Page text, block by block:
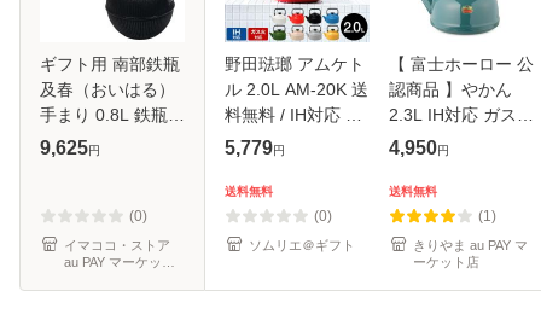
ギフト用 南部鉄瓶
及春（おいはる）
手まり 0.8L 鉄瓶
南部鉄器 及春鋳造
9,625円
(0)
イマココ・ストア
au PAY マーケット
野田琺瑯 アムケト
ル 2.0L AM-20K 送
料無料 / IH対応 ガ
ス火対応 直火対応
し ケトル お茶 麦
茶 コーヒーポット
ドリッ
5,779円
送料無料
(0)
ソムリエ＠ギフト
【 富士ホーロー 公
認商品 】やかん
2.3L IH対応 ガス火
北欧 Solid(ソリッ
2.3K ケトル ヤカ
ン ホーロー ガスコ
ンロ フタ
4,950円
送料無料
(1)
きりやま au PAY マ
ーケット店